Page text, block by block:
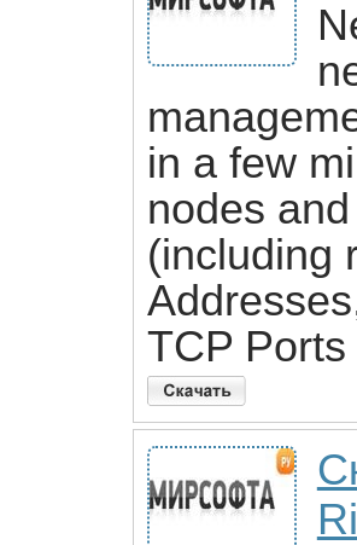
in a few
nodes
(including
TCP Ports